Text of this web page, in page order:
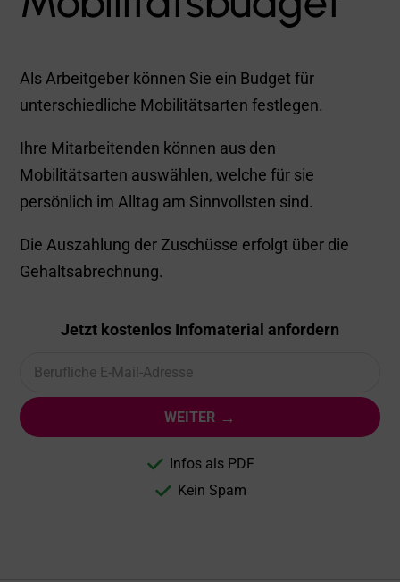
Als Arbeitgeber können Sie ein Budget für
unterschiedliche Mobilitätsarten festlegen.
Ihre Mitarbeitenden können aus den
Mobilitätsarten auswählen, welche für sie
persönlich im Alltag am Sinnvollsten sind.
Die Auszahlung der Zuschüsse erfolgt über die
Gehaltsabrechnung.
Jetzt kostenlos Infomaterial anfordern
WEITER →
Infos als PDF
Kein Spam